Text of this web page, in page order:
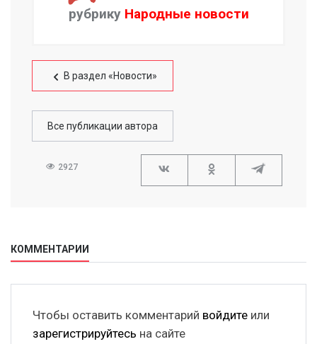
рубрику Народные новости
В раздел «Новости»
Все публикации автора
2927
КОММЕНТАРИИ
Чтобы оставить комментарий войдите или
зарегистрируйтесь на сайте